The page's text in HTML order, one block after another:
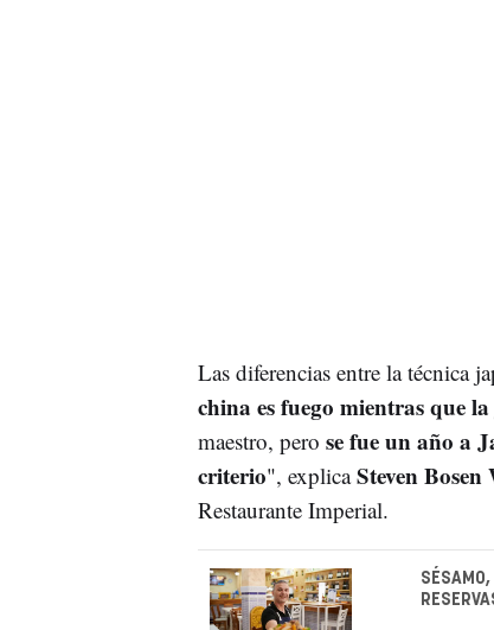
Las diferencias entre la técnica
china es fuego mientras que
maestro, pero se fue un año a
criterio", explicaSteven
Restaurante Imperial.
SÉSAMO,